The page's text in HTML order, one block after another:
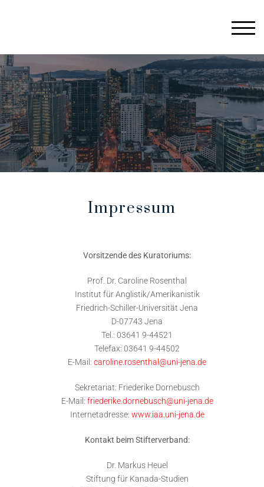
Impressum
Vorsitzende des Kuratoriums:
Prof. Dr. Caroline Rosenthal
Institut für Anglistik/Amerikanistik
Friedrich-Schiller-Universität Jena
D-07743 Jena
Tel.: 03641 9-44521
Telefax: 03641 9-44502
E-Mail:caroline.rosenthal@uni-jena.de
Sekretariat: Friederike Dornebusch
E-Mail: friederike.dornebusch@uni-jena.de
Internetadresse: www.iaa.uni-jena.de
Kontakt beim Stifterverband:
Dr. Markus Heuel
Stiftung für Kanada-Studien